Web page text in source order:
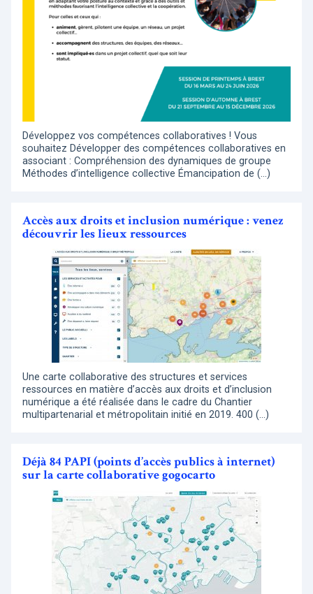
Développez vos compétences collaboratives ! Vous
souhaitez Développer des compétences collaboratives en
associant : Compréhension des dynamiques de groupe
Méthodes d’intelligence collective Émancipation de (…)
Accès aux droits et inclusion numérique : venez
découvrir les lieux ressources
Une carte collaborative des structures et services
ressources en matière d’accès aux droits et d’inclusion
numérique a été réalisée dans le cadre du Chantier
multipartenarial et métropolitain initié en 2019. 400 (…)
Déjà 84 PAPI (points d’accès publics à internet)
sur la carte collaborative gogocarto